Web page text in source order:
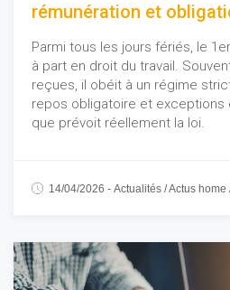
rémunération et
Parmi tous les jours fériés, le
à part en droit du travail.
reçues, il obéit à un régime
repos obligatoire et exceptions
que prévoit réellement la loi.
14/04/2026 - Actualités /Actus home